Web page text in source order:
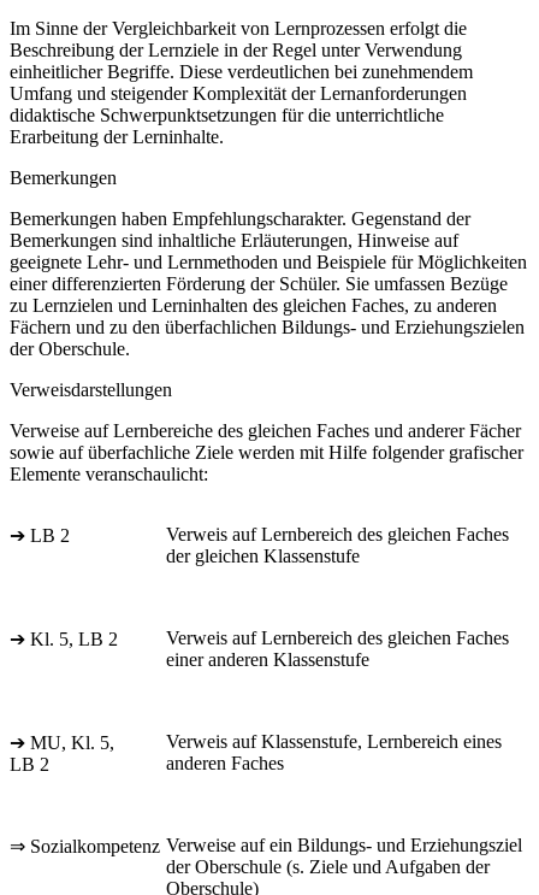
Im Sinne der Vergleichbarkeit von Lernprozessen erfolgt die
Beschreibung der Lernziele in der Regel unter Verwendung
einheitlicher Begriffe. Diese verdeutlichen bei zunehmendem
Umfang und steigender Komplexität der Lernanforderungen
didaktische Schwerpunktsetzungen für die unterrichtliche
Erarbeitung der Lerninhalte.
Bemerkungen
Bemerkungen haben Empfehlungscharakter. Gegenstand der
Bemerkungen sind inhaltliche Erläuterungen, Hinweise auf
geeignete Lehr- und Lernmethoden und Beispiele für Möglichkeiten
einer differenzierten Förderung der Schüler. Sie umfassen Bezüge
zu Lernzielen und Lerninhalten des gleichen Faches, zu anderen
Fächern und zu den überfachlichen Bildungs- und Erziehungszielen
der Oberschule.
Verweisdarstellungen
Verweise auf Lernbereiche des gleichen Faches und anderer Fächer
sowie auf überfachliche Ziele werden mit Hilfe folgender grafischer
Elemente veranschaulicht:
➔ LB 2
Verweis auf Lernbereich des gleichen Faches
der gleichen Klassenstufe
➔ Kl. 5, LB 2
Verweis auf Lernbereich des gleichen Faches
einer anderen Klassenstufe
➔ MU, Kl. 5,
LB 2
Verweis auf Klassenstufe, Lernbereich eines
anderen Faches
⇒ Sozialkompetenz Verweise auf ein Bildungs- und Erziehungsziel
der Oberschule (s. Ziele und Aufgaben der
Oberschule)